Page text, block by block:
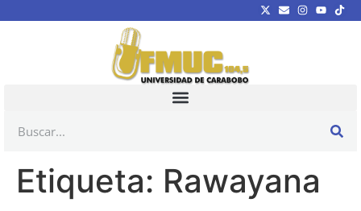
Etiqueta: Rawayana